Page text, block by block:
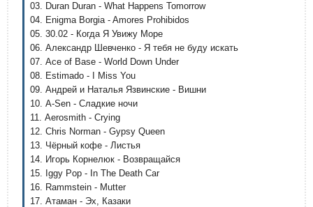
03. Duran Duran - What Happens Tomorrow
04. Enigma Borgia - Amores Prohibidos
05. 30.02 - Когда Я Увижу Море
06. Александр Шевченко - Я тебя не буду искать
07. Ace of Base - World Down Under
08. Estimado - I Miss You
09. Андрей и Наталья Язвинские - Вишни
10. A-Sen - Сладкие ночи
11. Aerosmith - Crying
12. Chris Norman - Gypsy Queen
13. Чёрный кофе - Листья
14. Игорь Корнелюк - Возвращайся
15. Iggy Pop - In The Death Car
16. Rammstein - Mutter
17. Атаман - Эх, Казаки